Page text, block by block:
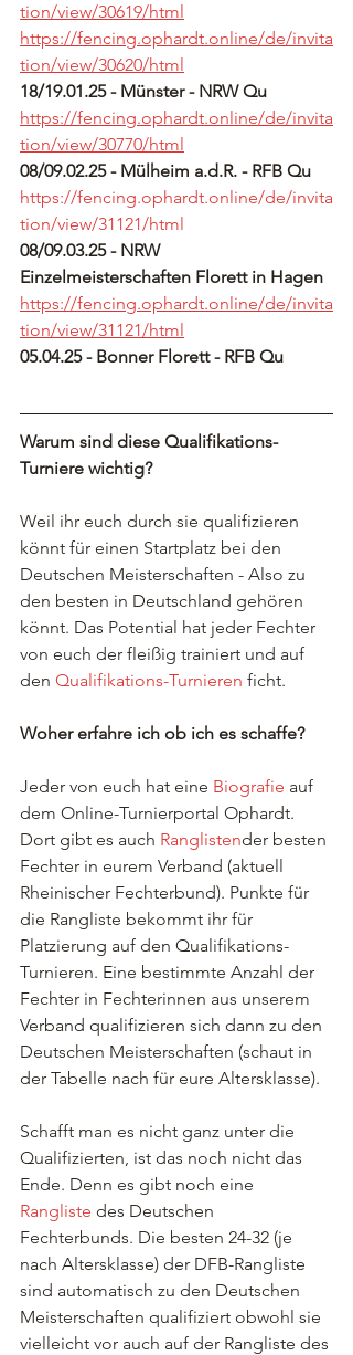
tion/view/30619/html
https://fencing.ophardt.online/de/invita
tion/view/30620/html
18/19.01.25 - Münster - NRW Qu
https://fencing.ophardt.online/de/invita
tion/view/30770/html
08/09.02.25 - Mülheim a.d.R. - RFB Qu
https://fencing.ophardt.online/de/invita
tion/view/31121/html
08/09.03.25 - NRW
Einzelmeisterschaften Florett in Hagen
https://fencing.ophardt.online/de/invita
tion/view/31121/html
05.04.25 - Bonner Florett - RFB Qu
Warum sind diese Qualifikations-
Turniere wichtig?
Weil ihr euch durch sie qualifizieren
könnt für einen Startplatz bei den
Deutschen Meisterschaften - Also zu
den besten in Deutschland gehören
könnt. Das Potential hat jeder Fechter
von euch der fleißig trainiert und auf
den Qualifikations-Turnieren ficht.
Woher erfahre ich ob ich es schaffe?
Jeder von euch hat eine Biografie auf
dem Online-Turnierportal Ophardt.
Dort gibt es auch Ranglistender besten
Fechter in eurem Verband (aktuell
Rheinischer Fechterbund). Punkte für
die Rangliste bekommt ihr für
Platzierung auf den Qualifikations-
Turnieren. Eine bestimmte Anzahl der
Fechter in Fechterinnen aus unserem
Verband qualifizieren sich dann zu den
Deutschen Meisterschaften (schaut in
der Tabelle nach für eure Altersklasse).
Schafft man es nicht ganz unter die
Qualifizierten, ist das noch nicht das
Ende. Denn es gibt noch eine
Rangliste des Deutschen
Fechterbunds. Die besten 24-32 (je
nach Altersklasse) der DFB-Rangliste
sind automatisch zu den Deutschen
Meisterschaften qualifiziert obwohl sie
vielleicht vor auch auf der Rangliste des